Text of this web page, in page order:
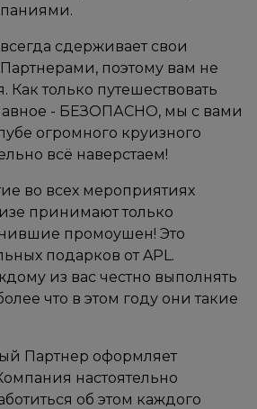
сдерживает свои
поэтому вам не
Как только путешествовать
- БЕЗОПАСНО, мы с вами
огромного круизного
всё наверстаем!
во всех мероприятиях
принимают только
промоушен! Это
подарков от APL.
из вас честно выполнять
что в этом году они такие
Партнер оформляет
настоятельно
об этом каждого